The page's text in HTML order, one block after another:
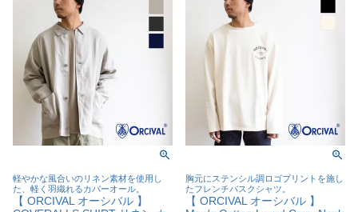
軽やかな風合いのリネン素材を使用し
た、軽く羽織れるカバーオール。
【 ORCIVAL オーシバル 】
胸元にステンシル調ロゴプリントを施し
たフレンチバスクシャツ。
【 ORCIVAL オーシバル 】